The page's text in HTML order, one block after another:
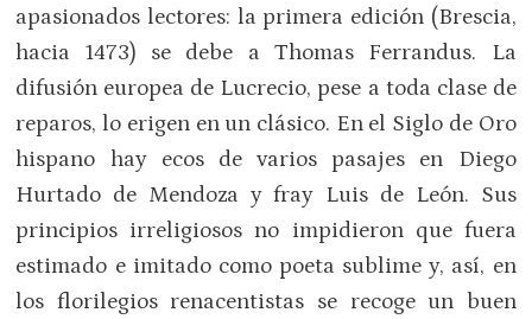
apasionados lectores: la primera edición (Brescia,
hacia 1473) se debe a Thomas Ferrandus. La
difusión europea de Lucrecio, pese a toda clase de
reparos, lo erigen en un clásico. En el Siglo de Oro
hispano hay ecos de varios pasajes en Diego
Hurtado de Mendoza y fray Luis de León. Sus
principios irreligiosos no impidieron que fuera
estimado e imitado como poeta sublime y, así, en
los florilegios renacentistas se recoge un buen